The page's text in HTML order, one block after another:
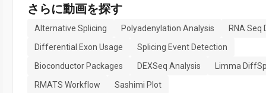
さらに動画を探す
Alternative Splicing Polyadenylation Analysis
RNA Seq
Differential Exon Usage
Splicing Event Detection
Bioconductor Packages
DEXSeq Analysis
Limma
RMATS Workflow
Sashimi Plot